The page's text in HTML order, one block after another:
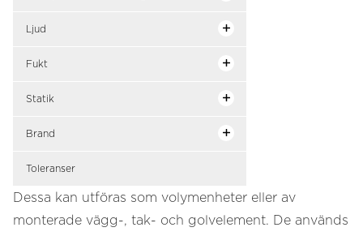
Ljud
Fukt
Statik
Brand
Toleranser
Dessa kan utföras som volymenheter eller av
monterade vägg-, tak- och golvelement. De används